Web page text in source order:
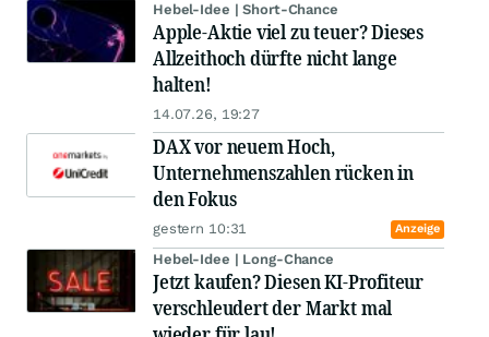
Hebel-Idee | Short-Chance
Apple-Aktie viel zu teuer? Dieses
Allzeithoch dürfte nicht lange
halten!
14.07.26, 19:27
DAX vor neuem Hoch,
Unternehmenszahlen rücken in
den Fokus
gestern 10:31 Anzeige
Hebel-Idee | Long-Chance
Jetzt kaufen? Diesen KI-Profiteur
verschleudert der Markt mal